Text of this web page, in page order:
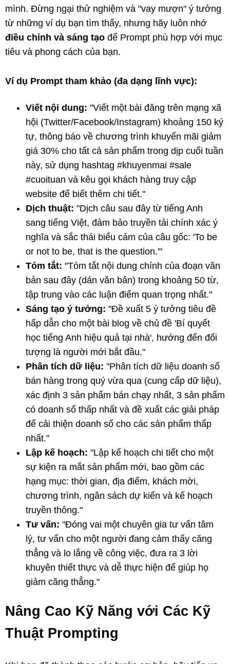
mình. Đừng ngại thử nghiệm và "vay mượn" ý tưởng
từ những ví dụ bạn tìm thấy, nhưng hãy luôn nhớ
điều chỉnh và sáng tạo để Prompt phù hợp với mục
tiêu và phong cách của bạn.
Ví dụ Prompt tham khảo (đa dạng lĩnh vực):
Viết nội dung: "Viết một bài đăng trên mạng xã
hội (Twitter/Facebook/Instagram) khoảng 150 ký
tự, thông báo về chương trình khuyến mãi giảm
giá 30% cho tất cả sản phẩm trong dịp cuối tuần
này, sử dụng hashtag #khuyenmai #sale
#cuoituan và kêu gọi khách hàng truy cập
website để biết thêm chi tiết."
Dịch thuật: "Dịch câu sau đây từ tiếng Anh
sang tiếng Việt, đảm bảo truyền tải chính xác ý
nghĩa và sắc thái biểu cảm của câu gốc: 'To be
or not to be, that is the question.'"
Tóm tắt: "Tóm tắt nội dung chính của đoạn văn
bản sau đây (dán văn bản) trong khoảng 50 từ,
tập trung vào các luận điểm quan trọng nhất."
Sáng tạo ý tưởng: "Đề xuất 5 ý tưởng tiêu đề
hấp dẫn cho một bài blog về chủ đề 'Bí quyết
học tiếng Anh hiệu quả tại nhà', hướng đến đối
tượng là người mới bắt đầu."
Phân tích dữ liệu: "Phân tích dữ liệu doanh số
bán hàng trong quý vừa qua (cung cấp dữ liệu),
xác định 3 sản phẩm bán chạy nhất, 3 sản phẩm
có doanh số thấp nhất và đề xuất các giải pháp
để cải thiện doanh số cho các sản phẩm thấp
nhất."
Lập kế hoạch: "Lập kế hoạch chi tiết cho một
sự kiện ra mắt sản phẩm mới, bao gồm các
hạng mục: thời gian, địa điểm, khách mời,
chương trình, ngân sách dự kiến và kế hoạch
truyền thông."
Tư vấn: "Đóng vai một chuyên gia tư vấn tâm
lý, tư vấn cho một người đang cảm thấy căng
thẳng và lo lắng về công việc, đưa ra 3 lời
khuyên thiết thực và dễ thực hiện để giúp họ
giảm căng thẳng."
Nâng Cao Kỹ Năng với Các Kỹ
Thuật Prompting